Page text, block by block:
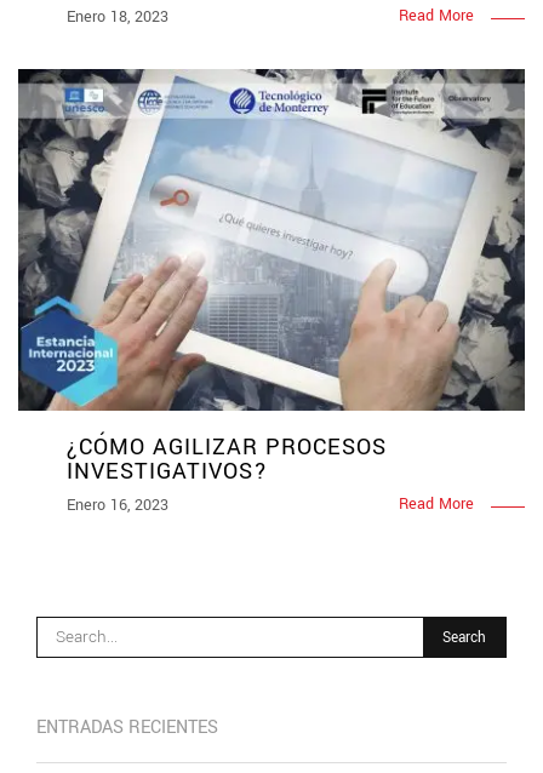
Enero 18, 2023 Read More
¿CÓMO AGILIZAR PROCESOS
INVESTIGATIVOS?
Enero 16, 2023 Read More
ENTRADAS RECIENTES